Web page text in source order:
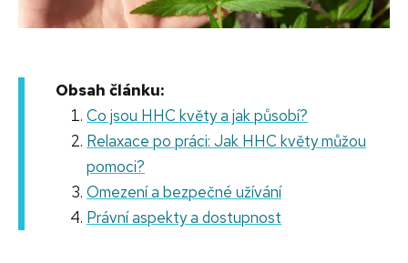
Obsah článku:
Co jsou HHC květy a jak působí?
Relaxace po práci: Jak HHC květy můžou
pomoci?
Omezení a bezpečné užívání
Právní aspekty a dostupnost